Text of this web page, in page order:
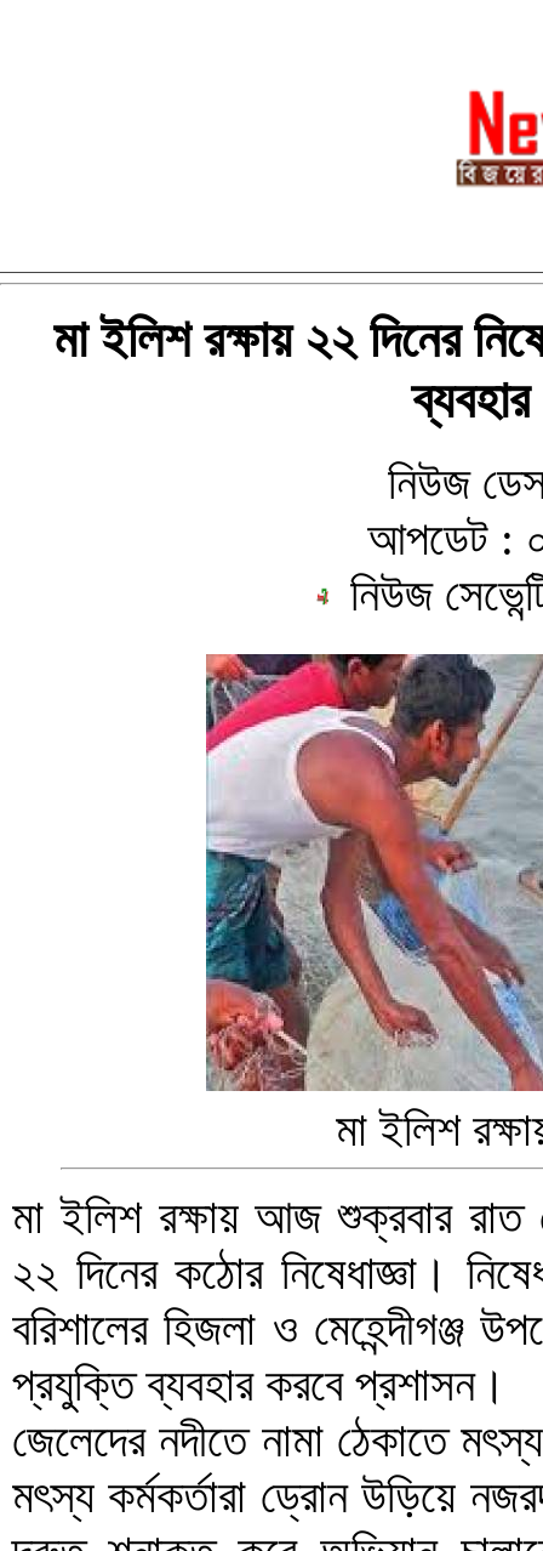
মা ইলিশ রক্ষায় ২২ দিনের
নিউজ
আপডেট :
নিউজ
মা ইলিশ
মা ইলিশ রক্ষায় আজ শুক্রবার
২২ দিনের কঠোর নিষেধাজ্ঞা।
বরিশালের হিজলা ও মেহেন্দীগঞ্জ
প্রযুক্তি ব্যবহার করবে প্রশাসন।
জেলেদের নদীতে নামা ঠেকাতে
মৎস্য কর্মকর্তারা ড্রোন উড়িয়ে